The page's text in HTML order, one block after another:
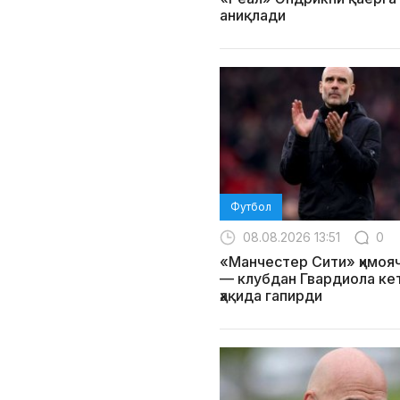
аниқлади
Футбол
08.08.2026 13:51 0
«Манчестер Сити»
— клубдан Гвардиола
ҳақида гапирди